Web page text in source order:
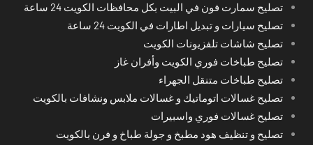
تصليح سمارت فون في البيت بكل محافظات الكويت 24 ساعة
تصليح سيارات و تبديل اطارات في الكويت 24 ساعة
تصليح شاشات تلفزيونات الكويت
تصليح طباخات فوري الكويت وأفران غاز
تصليح طباخات متنقل الجهراء
تصليح غسالات اتوماتيك و غسالات ملابس ونشافات بالكويت
تصليح غسالات فوري واسبيرات
تصليح و تنظيف هود مطبخ و جولة طباخ و فرن بالكويت